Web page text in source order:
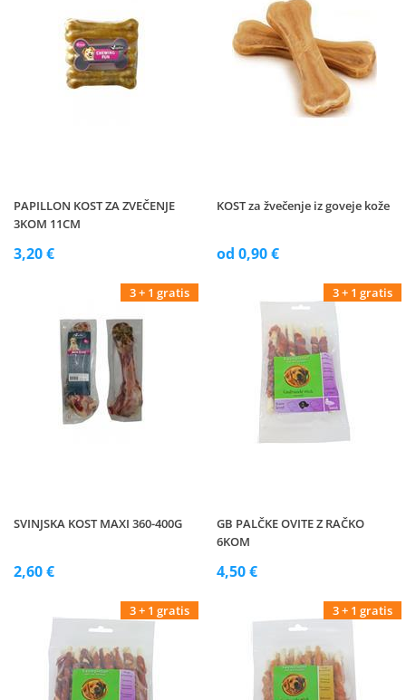
PAPILLON KOST ZA ZVEČENJE
3KOM 11CM
3,20 €
KOST za žvečenje iz goveje kože
od 0,90 €
3 + 1 gratis
SVINJSKA KOST MAXI 360-400G
2,60 €
3 + 1 gratis
GB PALČKE OVITE Z RAČKO
6KOM
4,50 €
3 + 1 gratis 3 + 1 gratis